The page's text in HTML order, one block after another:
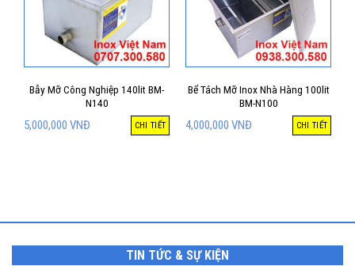
Bẫy Mỡ Công Nghiệp 140lit BM-
N140
5,000,000 VNĐ CHI TIẾT
Bể Tách Mỡ Inox Nhà Hàng 100lit
BM-N100
4,000,000 VNĐ CHI TIẾT
TIN TỨC & SỰ KIỆN